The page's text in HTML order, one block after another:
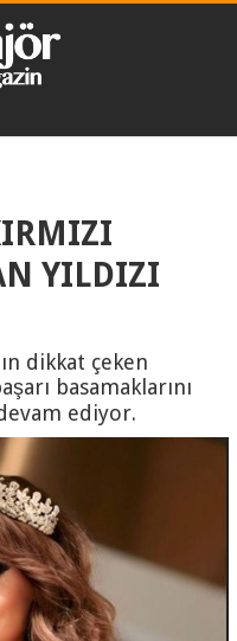
YILDIZI
dikkat çeken
basamaklarını
ediyor.